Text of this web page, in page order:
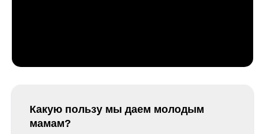
Какую пользу мы даем молодым
мамам?